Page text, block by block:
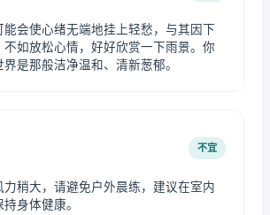
能会使心绪无端地挂上轻愁，与其因下
不如放松心情，好好欣赏一下雨景。你
是那般洁净温和、清新葱郁。
不宜
力稍大，请避免户外晨练，建议在室内
身体健康。